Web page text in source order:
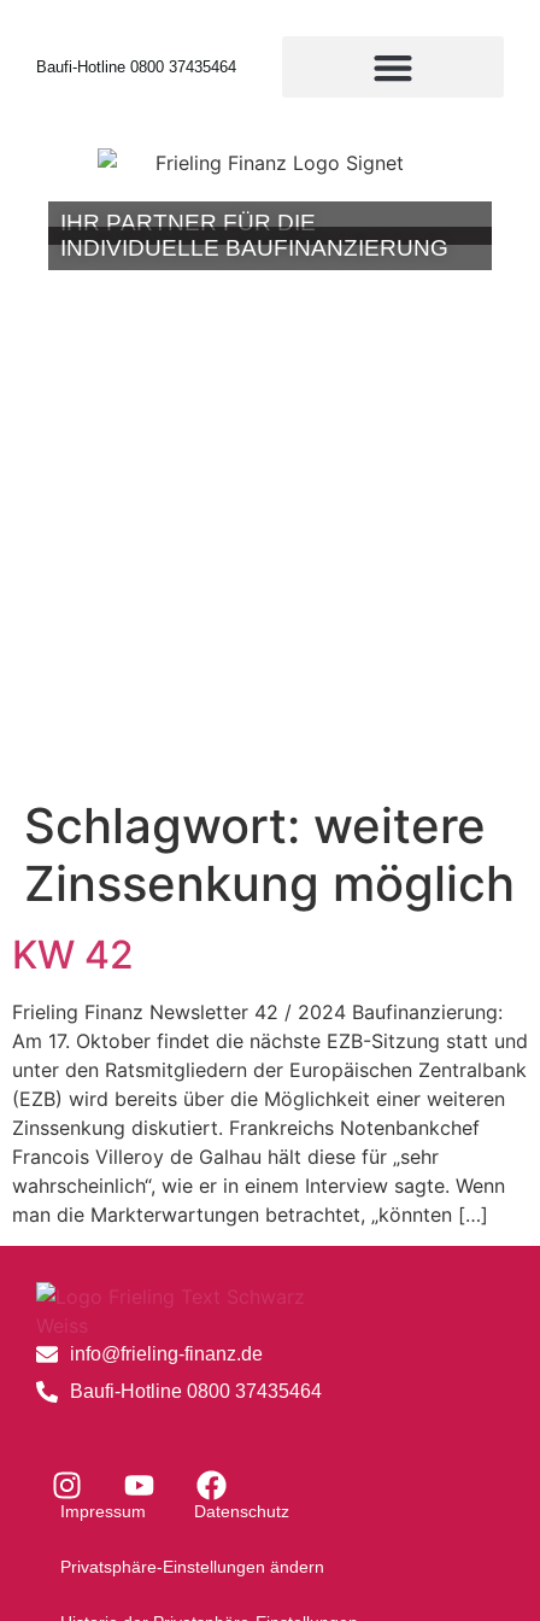
Baufi-Hotline 0800 37435464
IHR PARTNER FÜR DIE
INDIVIDUELLE BAUFINANZIERUNG
Schlagwort: weitere
Zinssenkung möglich
KW 42
Frieling Finanz Newsletter 42 / 2024 Baufinanzierung:
Am 17. Oktober findet die nächste EZB-Sitzung statt und
unter den Ratsmitgliedern der Europäischen Zentralbank
(EZB) wird bereits über die Möglichkeit einer weiteren
Zinssenkung diskutiert. Frankreichs Notenbankchef
Francois Villeroy de Galhau hält diese für „sehr
wahrscheinlich“, wie er in einem Interview sagte. Wenn
man die Markterwartungen betrachtet, „könnten […]
info@frieling-finanz.de
Baufi-Hotline 0800 37435464
Impressum Datenschutz
Privatsphäre-Einstellungen ändern